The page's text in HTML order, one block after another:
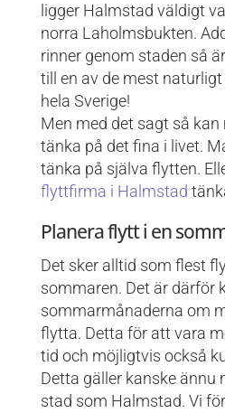
ligger Halmstad väldigt
norra Laholmsbukten.
rinner genom staden så
till en av de mest
hela Sverige!
Men med det sagt så kan
tänka på det fina i livet.
tänka på själva flytten.
flyttfirma i Halmstad
Planera flytt i en
Det sker alltid som flest
sommaren. Det är därför
sommarmånaderna om
flytta. Detta för att vara
tid och möjligtvis också
Detta gäller kanske ännu
stad som Halmstad. Vi